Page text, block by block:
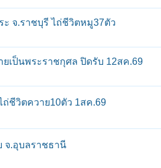
จ.ราชบุรี ไถ่ชีวิตหมู37ตัว
เป็นพระราชกุศล ปิดรับ 12สค.69
ถ่ชีวิตควาย10ตัว 1สค.69
จ.อุบลราชธานี